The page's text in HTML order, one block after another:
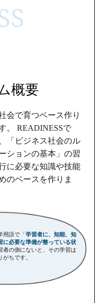
概要
会で育つベース作り
。 READINESSで
「ビジネス社会のル
ションの基本」の習
に必要な知識や技能
のベースを作りま
用語で「学習者に、知能、知
に必要な準備が整っている状
者の側にないと、その学習は
ちです。